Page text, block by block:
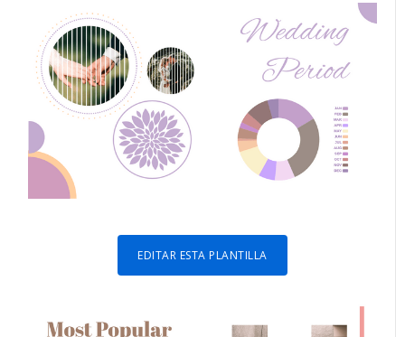
EDITAR ESTA PLANTILLA